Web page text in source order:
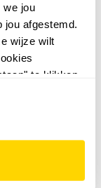
we jou
jou afgestemd.
wijze wilt
te klikken.